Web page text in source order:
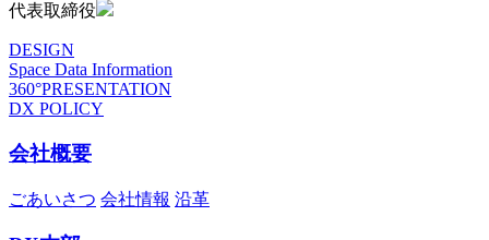
代表取締役
DESIGN
Space Data Information
360°PRESENTATION
DX POLICY
会社概要
ごあいさつ 会社情報 沿革